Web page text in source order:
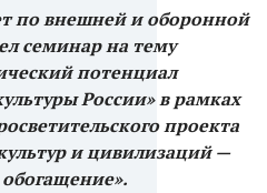
по внешней и оборонной
семинар на тему
потенциал
России» в рамках
проекта
и цивилизаций —